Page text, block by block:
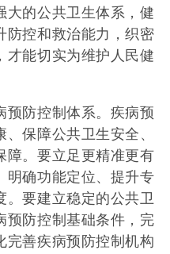
大的公共卫生体系，健
防控和救治能力，织密
才能切实为维护人民健
预防控制体系。疾病预
保障公共卫生安全、
障。要立足更精准更有
明确功能定位、提升专
。要建立稳定的公共卫
预防控制基础条件，完
完善疾病预防控制机构